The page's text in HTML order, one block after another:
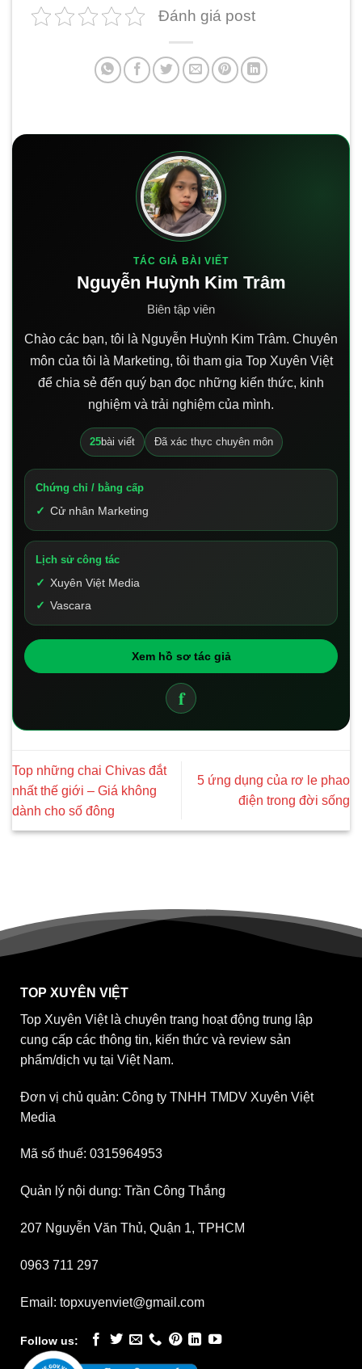
Đánh giá post
TÁC GIẢ BÀI VIẾT
Nguyễn Huỳnh Kim Trâm
Biên tập viên
Chào các bạn, tôi là Nguyễn Huỳnh Kim Trâm. Chuyên
môn của tôi là Marketing, tôi tham gia Top Xuyên Việt
để chia sẻ đến quý bạn đọc những kiến thức, kinh
nghiệm và trải nghiệm của mình.
25bài viết Đã xác thực chuyên môn
Chứng chỉ / bằng cấp
Cử nhân Marketing
Lịch sử công tác
Xuyên Việt Media
Vascara
Xem hồ sơ tác giả
f
Top những chai Chivas đắt
nhất thế giới – Giá không
dành cho số đông
5 ứng dụng của rơ le phao
điện trong đời sống
TOP XUYÊN VIỆT
Top Xuyên Việt là chuyên trang hoạt động trung lập
cung cấp các thông tin, kiến thức và review sản
phẩm/dịch vụ tại Việt Nam.
Đơn vị chủ quản: Công ty TNHH TMDV Xuyên Việt
Media
Mã số thuế: 0315964953
Quản lý nội dung: Trần Công Thắng
207 Nguyễn Văn Thủ, Quận 1, TPHCM
0963 711 297
Email: topxuyenviet@gmail.com
Follow us: